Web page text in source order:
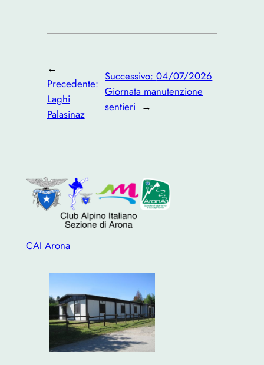
←
Precedente:
Laghi
Palasinaz
Successivo:04/07/2026
Giornata manutenzione
sentieri →
CAI Arona